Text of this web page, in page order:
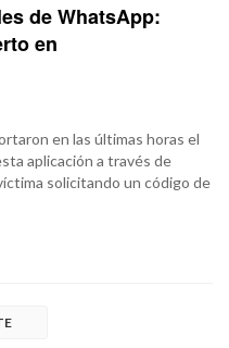
de WhatsApp:
en
en las últimas horas el
aplicación a través de
solicitando un código de